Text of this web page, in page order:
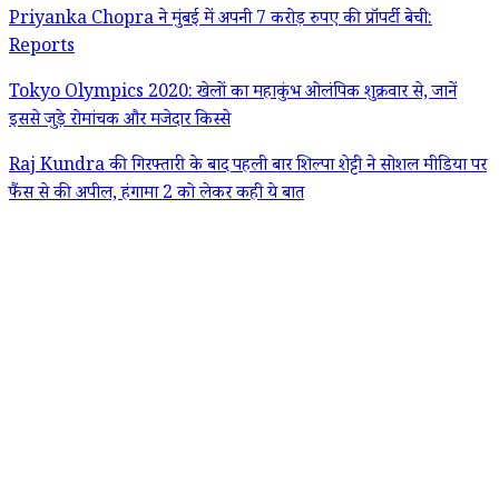
Priyanka Chopra ने मुंबई में अपनी 7 करोड़ रुपए की प्रॉपर्टी बेची:
Reports
Tokyo Olympics 2020: खेलों का महाकुंभ ओलंपिक शुक्रवार से, जानें
इससे जुड़े रोमांचक और मजेदार किस्से
Raj Kundra की गिरफ्तारी के बाद पहली बार शिल्पा शेट्टी ने सोशल मीडिया पर
फैंस से की अपील, हंगामा 2 को लेकर कही ये बात